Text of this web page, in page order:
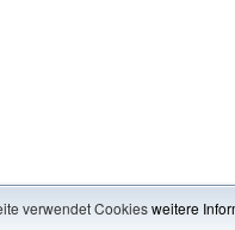
verwendet Cookiesweitere
Impressum---